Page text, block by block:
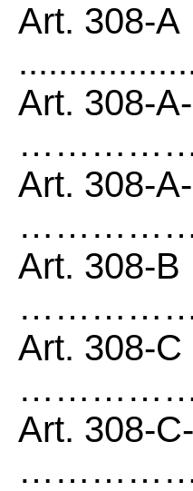
Art. 308-A
Art. 308-
Art. 308-
Art. 308-B
Art. 308-C
Art. 308-